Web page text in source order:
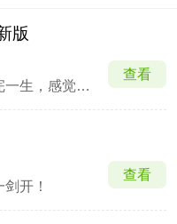
版
看一个逗比的人过完一生，感觉我也像个逗比
查看
开！
查看